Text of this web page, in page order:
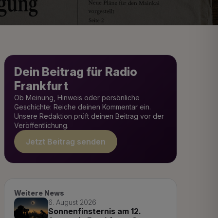
Dein Beitrag für Radio
Frankfurt
Ob Meinung, Hinweis oder persönliche
Geschichte: Reiche deinen Kommentar ein.
Unsere Redaktion prüft deinen Beitrag vor der
Veröffentlichung.
Jetzt Beitrag senden
Weitere News
6. August 2026
Sonnenfinsternis am 12.